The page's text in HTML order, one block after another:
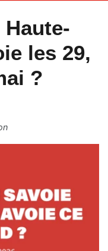
les 29,
?